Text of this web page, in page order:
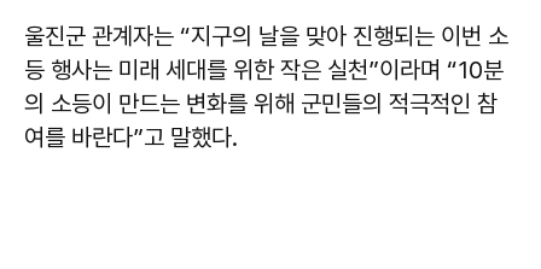
울진군 관계자는 “지구의 날을 맞아 진행되는 이번 소
등 행사는 미래 세대를 위한 작은 실천”이라며 “10분
의 소등이 만드는 변화를 위해 군민들의 적극적인 참
여를 바란다”고 말했다.